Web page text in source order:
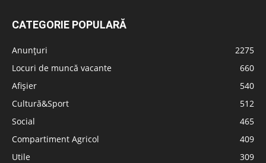
CATEGORIE POPULARĂ
Anunțuri
2275
Locuri de muncă vacante
660
Afișier
540
Cultură&Sport
512
Social
465
Compartiment Agricol
409
Utile
309